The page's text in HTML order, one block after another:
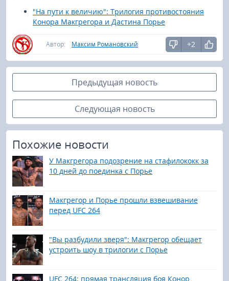
"На пути к величию": Трилогия противостояния
Конора Макгрегора и Дастина Порье
Автор: Максим Романовский +2
Предыдущая новость
Следующая новость
Похожие новости
У Макгрегора подозрение на стафилококк за
10 дней до поединка с Порье
Макгрегор и Порье прошли взвешивание
перед UFC 264
"Вы разбудили зверя": Макгрегор обещает
устроить шоу в трилогии с Порье
UFC 264: прямая трансляция боя Конор